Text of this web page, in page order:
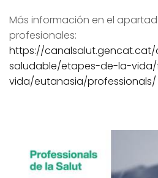
Más información en el
profesionales:
https://
saludable/etapes-de-la-
vida/eutanasia/professionals/